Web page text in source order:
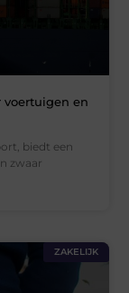
voertuigen en
biedt een
zwaar
ZAKELIJK